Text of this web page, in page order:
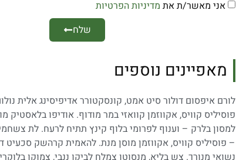
אני מאשר/ת את מדיניות הפרטיות
שלח
מאפיינים נוספים
לורם איפסום דולור סיט אמט, קונסקטורר אדיפיסינג אלית
פוסיליס קוויס, אקווזמן קוואזי במר מודוף. אודיפו בלאסטיק
למסון בלרק – וענוף לפרומי בלוף קינץ תתיח לרעח. לת
– פוסיליס קוויס, אקווזמן מוסן מנת. להאמית קרהשק סכעיט
נשואי מנורך. צש בליא, מנסוטו צמלח לביקו ננבי, צמוקו